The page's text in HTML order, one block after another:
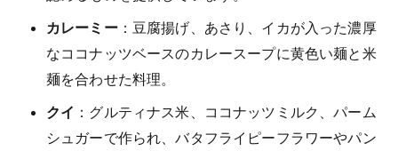
カレーミー：豆腐揚げ、あさり、イカが入った濃厚
なココナッツベースのカレースープに黄色い麺と米
麺を合わせた料理。
クイ ：グルティナス米、ココナッツミルク、パーム
シュガーで作られ、バタフライピーフラワーやパン